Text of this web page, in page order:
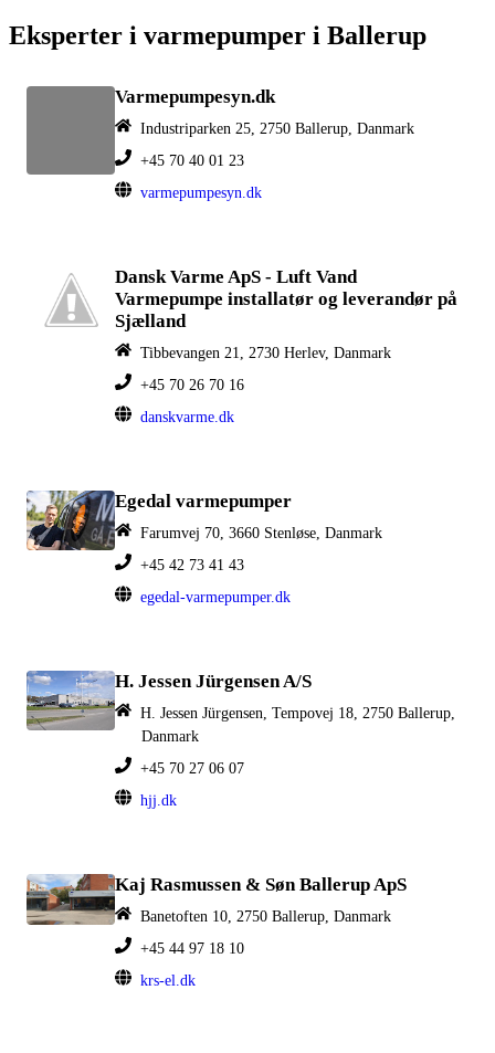
Eksperter i varmepumper i Ballerup
Varmepumpesyn.dk
Industriparken 25, 2750 Ballerup, Danmark
+45 70 40 01 23
varmepumpesyn.dk
Dansk Varme ApS - Luft Vand
Varmepumpe installatør og leverandør på
Sjælland
Tibbevangen 21, 2730 Herlev, Danmark
+45 70 26 70 16
danskvarme.dk
Egedal varmepumper
Farumvej 70, 3660 Stenløse, Danmark
+45 42 73 41 43
egedal-varmepumper.dk
H. Jessen Jürgensen A/S
H. Jessen Jürgensen, Tempovej 18, 2750 Ballerup,
Danmark
+45 70 27 06 07
hjj.dk
Kaj Rasmussen & Søn Ballerup ApS
Banetoften 10, 2750 Ballerup, Danmark
+45 44 97 18 10
krs-el.dk